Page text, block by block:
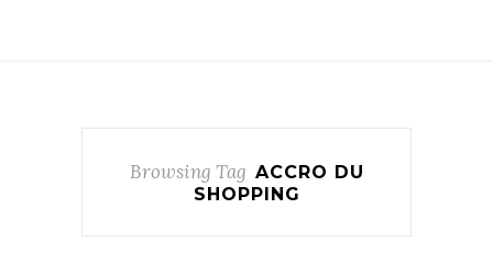
Browsing Tag ACCRO DU
SHOPPING